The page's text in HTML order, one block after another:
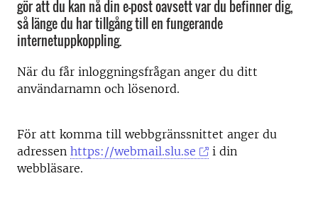
gör att du kan nå din e-post oavsett var du befinner dig,
så länge du har tillgång till en fungerande
internetuppkoppling.
När du får inloggningsfrågan anger du ditt
användarnamn och lösenord.
För att komma till webbgränssnittet anger du
adressen https://webmail.slu.se
i din
webbläsare.